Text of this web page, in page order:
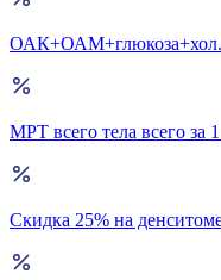
ОАК+ОАМ+глюкоза+хол.
МРТ всего тела всего за
Скидка 25% на